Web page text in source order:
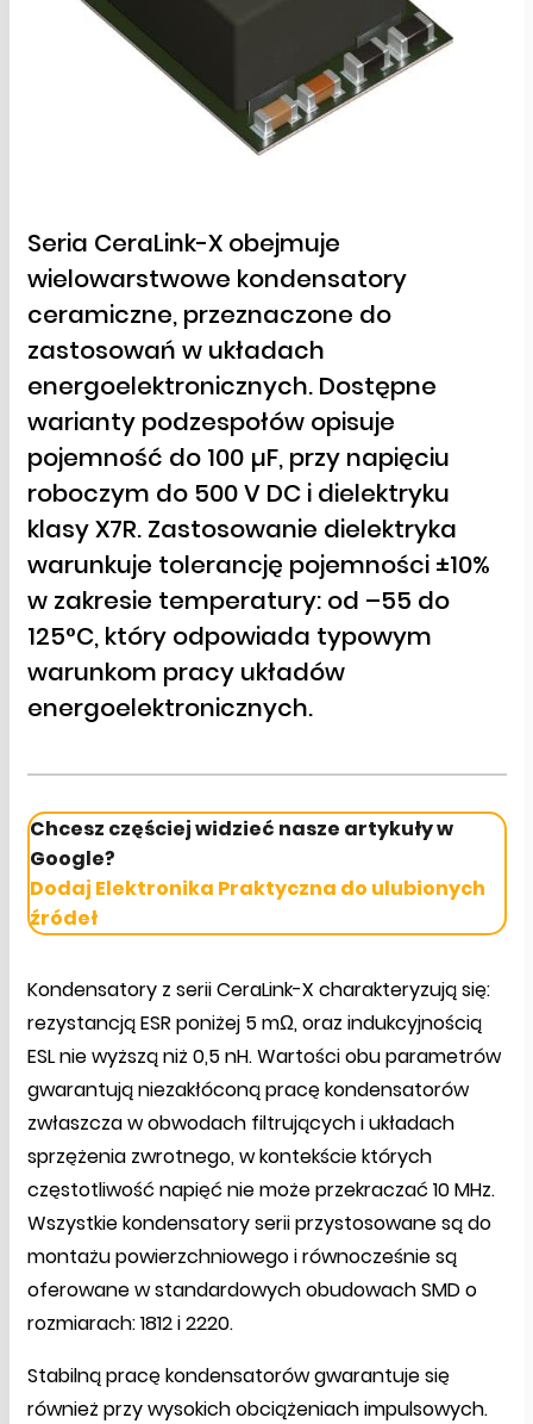
Seria CeraLink-X obejmuje
wielowarstwowe kondensatory
ceramiczne, przeznaczone do
zastosowań w układach
energoelektronicznych. Dostępne
warianty podzespołów opisuje
pojemność do 100 µF, przy napięciu
roboczym do 500 V DC i dielektryku
klasy X7R. Zastosowanie dielektryka
warunkuje tolerancję pojemności ±10%
w zakresie temperatury: od –55 do
125°C, który odpowiada typowym
warunkom pracy układów
energoelektronicznych.
Chcesz częściej widzieć nasze artykuły w
Google?
Dodaj Elektronika Praktyczna do ulubionych
źródeł
Kondensatory z serii CeraLink-X charakteryzują się:
rezystancją ESR poniżej 5 mΩ, oraz indukcyjnością
ESL nie wyższą niż 0,5 nH. Wartości obu parametrów
gwarantują niezakłóconą pracę kondensatorów
zwłaszcza w obwodach filtrujących i układach
sprzężenia zwrotnego, w kontekście których
częstotliwość napięć nie może przekraczać 10 MHz.
Wszystkie kondensatory serii przystosowane są do
montażu powierzchniowego i równocześnie są
oferowane w standardowych obudowach SMD o
rozmiarach: 1812 i 2220.
Stabilną pracę kondensatorów gwarantuje się
również przy wysokich obciążeniach impulsowych.